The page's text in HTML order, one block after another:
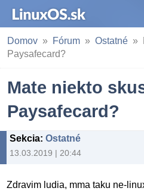
Domov Fórum Ostatné
Paysafecard?
Mate niekto
Paysafecard?
Sekcia: Ostatné
13.03.2019 | 20:44
Zdravim ludia, mma taku ne-